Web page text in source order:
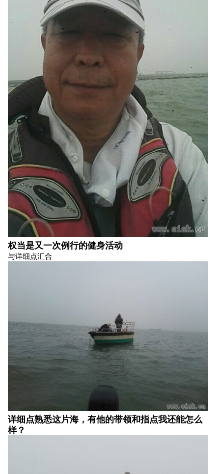
权当是又一次例行的健身活动
与详细点汇合
详细点熟悉这片海，有他的带领和指点我还能怎么
样？